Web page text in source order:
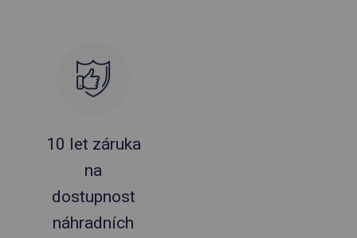
10 let záruka
na
dostupnost
náhradních